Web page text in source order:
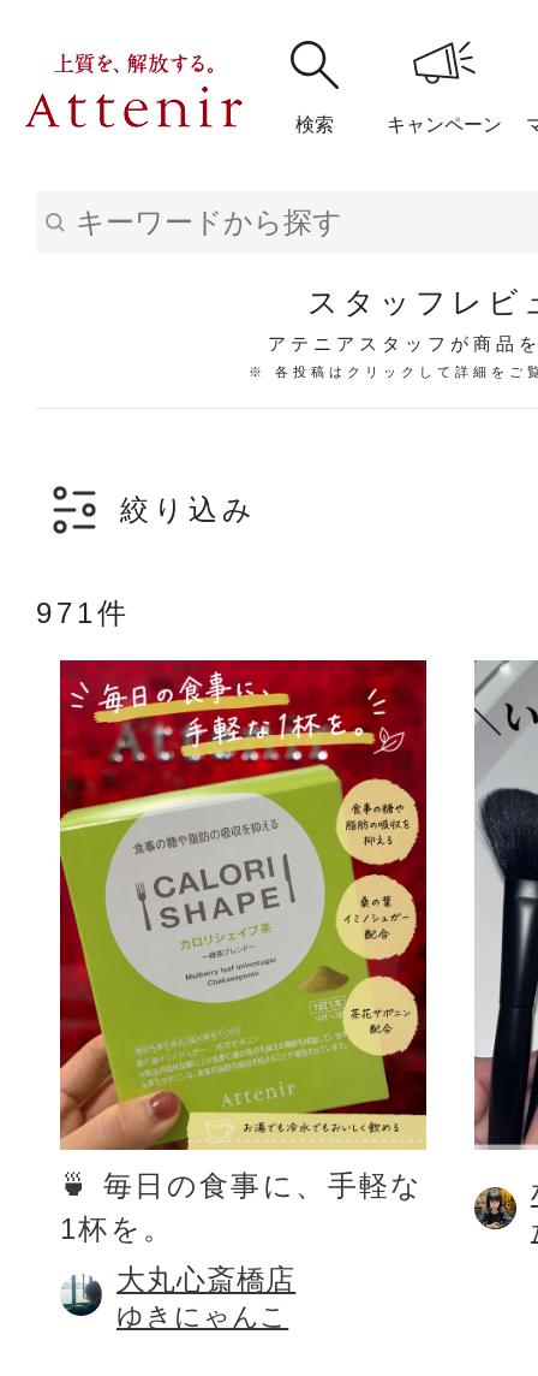
検索 キャンペーン
アテニア
アテニアの「
お友達紹介サ
定期お届けサ
スキンケア人気ライン
スタッフレビ
アテニアスタッフが商品
※ 各投稿はクリックして詳細をご
絞り込み
971件
🍵 毎日の食事に、手軽な
1杯を。
大丸心斎橋店
ゆきにゃんこ